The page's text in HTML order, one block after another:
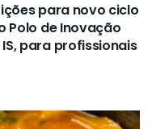
para novo ciclo
Polo de Inovação
para profissionais